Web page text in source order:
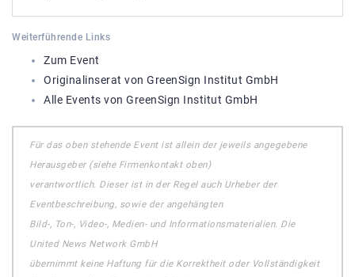
Weiterführende Links
Zum Event
Originalinserat von GreenSign Institut GmbH
Alle Events von GreenSign Institut GmbH
Für das oben stehende Event ist allein der jeweils angegebene
Herausgeber (siehe Firmenkontakt oben)
verantwortlich. Dieser ist in der Regel auch Urheber der
Eventbeschreibung, sowie der angehängten
Bild-, Ton-, Video-, Medien- und Informationsmaterialien. Die
United News Network GmbH
übernimmt keine Haftung für die Korrektheit oder Vollständigkeit